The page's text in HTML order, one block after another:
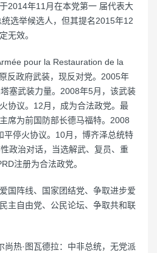
2014年11月在本党第一 届代表大
选举候选人，但其提名2015年12
无效。
pour la Restauration de la
反政府武装，现反对党。2005年
塞武装力量。2008年5月，该武装
协议。12月，成为合法政党。最
席为前国防部长德马福特。2008
平停火协议。10月，博齐泽总统特
政治对话，当选解武、复员、重
注册为合法政党。
国阵线、国家团结党、争取进步爱
主自由党、公民论坛、争取共和联
尚热·图瓦德拉：中非总统，无党派